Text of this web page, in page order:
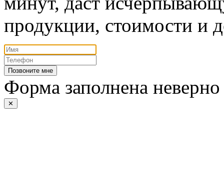
продукции, стоимости и
Позвоните мне
Форма заполнена неверно
✕